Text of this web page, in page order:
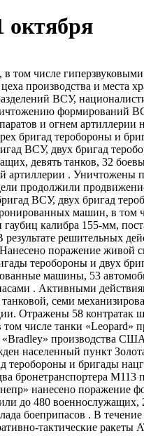
октября
числе
производства и места
ВСУ,
формирований
и огнем артиллерии
бригад теробороны и
ВСУ, двух бригад
девять танков, 32
артиллерии . Уничтожены
продолжили
ВСУ, двух бригад
машин, в том
гаубиц калибра 155-мм,
решительных
поражение живой
теробороны и двух
машины, 53
. Активными
семи
Отражены 58
числе танки
производства
населенный пункт
и бригады
бронетранспортера
нанесено поражение
до 480 военнослужащих,
боеприпасов . В
​тактические